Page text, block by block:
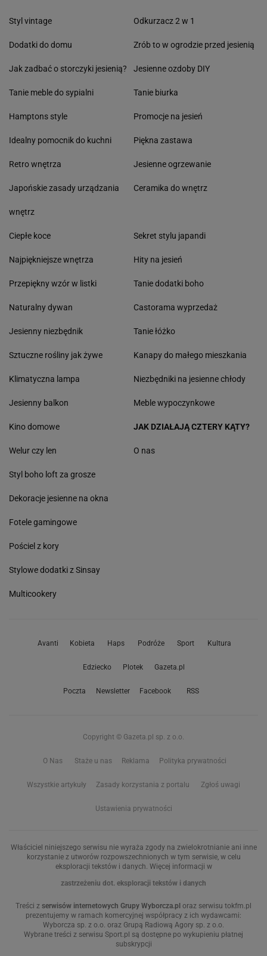
Styl vintage
Dodatki do domu
Jak zadbać o storczyki jesienią?
Tanie meble do sypialni
Hamptons style
Idealny pomocnik do kuchni
Retro wnętrza
Japońskie zasady urządzania
wnętrz
Odkurzacz 2 w 1
Zrób to w ogrodzie przed jesienią
Jesienne ozdoby DIY
Tanie biurka
Promocje na jesień
Piękna zastawa
Jesienne ogrzewanie
Ceramika do wnętrz
Ciepłe koce
Najpiękniejsze wnętrza
Przepiękny wzór w listki
Naturalny dywan
Jesienny niezbędnik
Sztuczne rośliny jak żywe
Klimatyczna lampa
Jesienny balkon
Sekret stylu japandi
Hity na jesień
Tanie dodatki boho
Castorama wyprzedaż
Tanie łóżko
Kanapy do małego mieszkania
Niezbędniki na jesienne chłody
Meble wypoczynkowe
Kino domowe
Welur czy len
Styl boho loft za grosze
Dekoracje jesienne na okna
Fotele gamingowe
Pościel z kory
Stylowe dodatki z Sinsay
Multicookery
JAK DZIAŁAJĄ CZTERY KĄTY?
O nas
Avanti Kobieta Haps Podróże Sport Kultura
Edziecko Plotek Gazeta.pl
Poczta Newsletter Facebook RSS
Copyright © Gazeta.pl sp. z o.o.
O Nas Staże u nas Reklama Polityka prywatności
Wszystkie artykuły Zasady korzystania z portalu Zgłoś uwagi
Ustawienia prywatności
Właściciel niniejszego serwisu nie wyraża zgody na zwielokrotnianie ani inne
korzystanie z utworów rozpowszechnionych w tym serwisie, w celu
eksploracji tekstów i danych. Więcej informacji w
zastrzeżeniu dot. eksploracji tekstów i danych
Treści z serwisów internetowych Grupy Wyborcza.pl oraz serwisu tokfm.pl
prezentujemy w ramach komercyjnej współpracy z ich wydawcami:
Wyborcza sp. z o.o. oraz Grupą Radiową Agory sp. z o.o.
Wybrane treści z serwisu Sport.pl są dostępne po wykupieniu płatnej
subskrypcji